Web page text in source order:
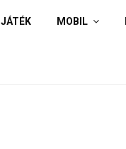
JÁTÉK MOBIL